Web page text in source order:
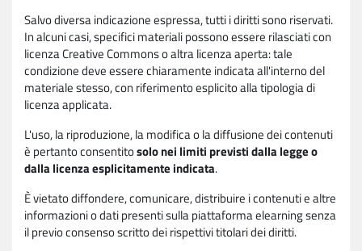
Salvo diversa indicazione espressa, tutti i diritti sono riservati.
In alcuni casi, specifici materiali possono essere rilasciati con
licenza Creative Commons o altra licenza aperta: tale
condizione deve essere chiaramente indicata all'interno del
materiale stesso, con riferimento esplicito alla tipologia di
licenza applicata.
L'uso, la riproduzione, la modifica o la diffusione dei contenuti
è pertanto consentitosolo nei limiti previsti dalla legge o
dalla licenza esplicitamente indicata.
È vietato diffondere, comunicare, distribuire i contenuti e altre
informazioni o dati presenti sulla piattaforma elearning senza
il previo consenso scritto dei rispettivi titolari dei diritti.